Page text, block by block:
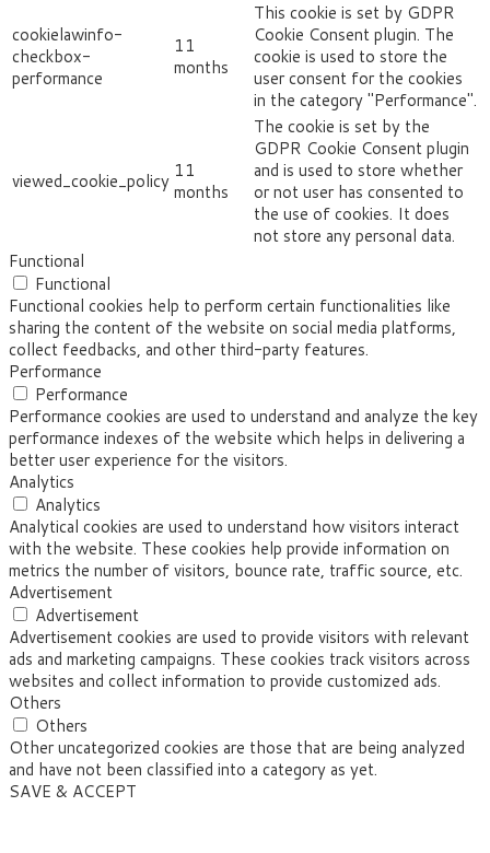
cookielawinfo-
checkbox-
performance
11
months
This cookie is set by GDPR
Cookie Consent plugin. The
cookie is used to store the
user consent for the cookies
in the category "Performance".
viewed_cookie_policy 11
months
The cookie is set by the
GDPR Cookie Consent plugin
and is used to store whether
or not user has consented to
the use of cookies. It does
not store any personal data.
Functional
Functional
Functional cookies help to perform certain functionalities like
sharing the content of the website on social media platforms,
collect feedbacks, and other third-party features.
Performance
Performance
Performance cookies are used to understand and analyze the key
performance indexes of the website which helps in delivering a
better user experience for the visitors.
Analytics
Analytics
Analytical cookies are used to understand how visitors interact
with the website. These cookies help provide information on
metrics the number of visitors, bounce rate, traffic source, etc.
Advertisement
Advertisement
Advertisement cookies are used to provide visitors with relevant
ads and marketing campaigns. These cookies track visitors across
websites and collect information to provide customized ads.
Others
Others
Other uncategorized cookies are those that are being analyzed
and have not been classified into a category as yet.
SAVE & ACCEPT